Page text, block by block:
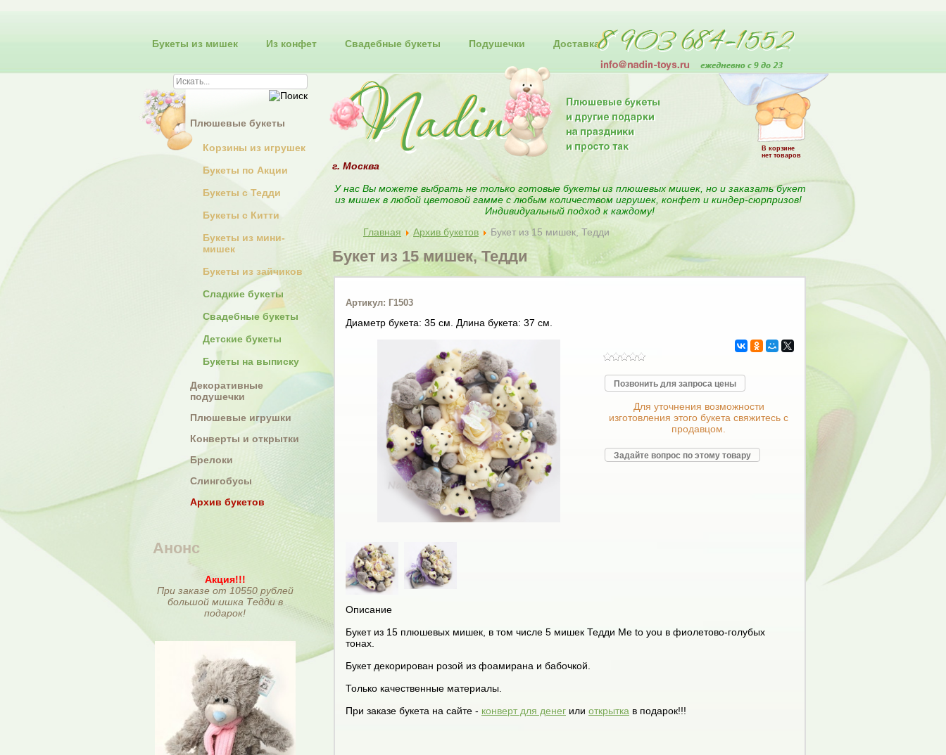
Букеты из мишек Из конфет Свадебные букеты Подушечки Доставка
В корзине
нет товаров
Плюшевые букеты
Корзины из игрушек
Букеты по Акции
Букеты с Тедди
Букеты с Китти
Букеты из мини-
мишек
Букеты из зайчиков
Сладкие букеты
Свадебные букеты
Детские букеты
Букеты на выписку
Декоративные
подушечки
Плюшевые игрушки
Конверты и открытки
Брелоки
Слингобусы
Архив букетов
Анонс
Акция!!!
При заказе от 10550 рублей
большой мишка Тедди в
подарок!
г. Москва
У нас Вы можете выбрать не только готовые букеты из плюшевых мишек, но и заказать букет
из мишек в любой цветовой гамме с любым количеством игрушек, конфет и киндер-сюрпризов!
Индивидуальный подход к каждому!
Главная
Архив букетов Букет из 15 мишек, Тедди
Букет из 15 мишек, Тедди
Артикул: Г1503
Диаметр букета: 35 см. Длина букета: 37 см.
Позвонить для запроса цены
Для уточнения возможности
изготовления этого букета свяжитесь с
продавцом.
Задайте вопрос по этому товару
Описание
Букет из 15 плюшевых мишек, в том числе 5 мишек Тедди Me to you в фиолетово-голубых
тонах.
Букет декорирован розой из фоамирана и бабочкой.
Только качественные материалы.
При заказе букета на сайте - конверт для денег или открытка в подарок!!!